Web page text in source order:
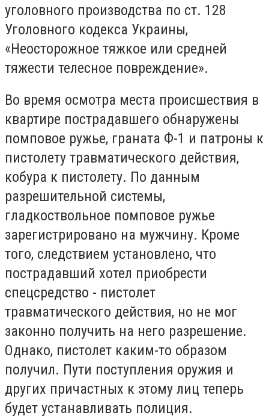
уголовного производства по ст. 128
Уголовного кодекса Украины,
«Неосторожное тяжкое или средней
тяжести телесное повреждение».
Во время осмотра места происшествия в
квартире пострадавшего обнаружены
помповое ружье, граната Ф-1 и патроны к
пистолету травматического действия,
кобура к пистолету. По данным
разрешительной системы,
гладкоствольное помповое ружье
зарегистрировано на мужчину. Кроме
того, следствием установлено, что
пострадавший хотел приобрести
спецсредство - пистолет
травматического действия, но не мог
законно получить на него разрешение.
Однако, пистолет каким-то образом
получил. Пути поступления оружия и
других причастных к этому лиц теперь
будет устанавливать полиция.